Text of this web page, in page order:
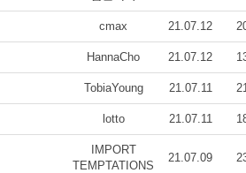
cmax 21.07.12
HannaCho 21.07.12
TobiaYoung 21.07.11
lotto 21.07.11
IMPORT
TEMPTATIONS
21.07.09